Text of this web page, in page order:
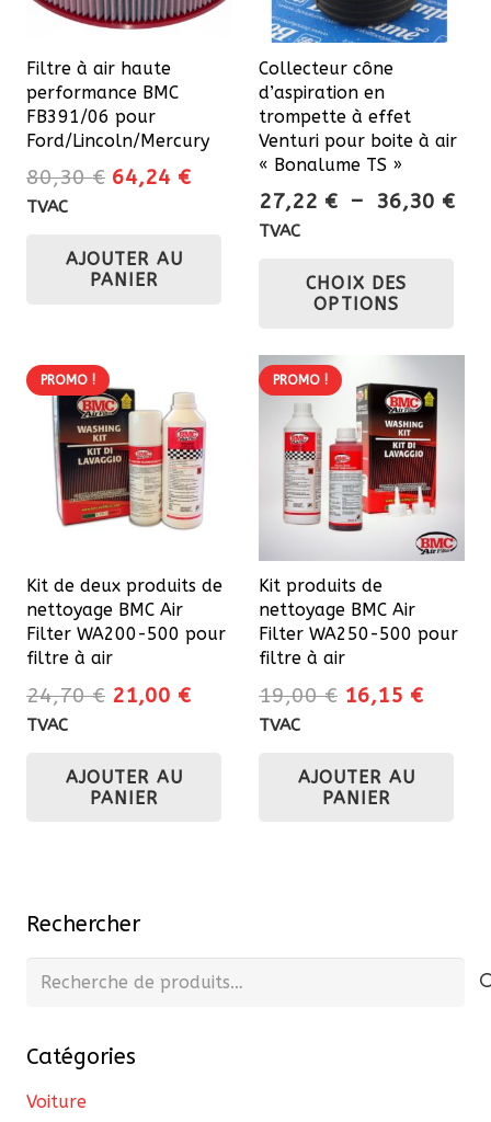
Filtre à air haute
performance BMC
FB391/06 pour
Ford/Lincoln/Mercury
80,30€ Le
était :
80,30 €.
64,24 €Le
TVAC
AJOUTER AU
PANIER
Collecteur cône
d’aspiration en
trompette à effet
Venturi pour boite à air
« Bonalume TS »
27,22 € – 36,30 €
TVAC
CHOIX DES
OPTIONS
sur
PROMO !
Kit de deux produits de
nettoyage BMC Air
Filter WA200-500 pour
filtre à air
24,70€ Le
était :
24,70 €.
21,00 €Le
TVAC
AJOUTER AU
PANIER
PROMO !
Kit produits de
nettoyage BMC Air
Filter WA250-500 pour
filtre à air
19,00€ Le
était :
19,00 €.
16,15 €Le
TVAC
AJOUTER AU
PANIER
Rechercher
Recherche
Catégories
Voiture